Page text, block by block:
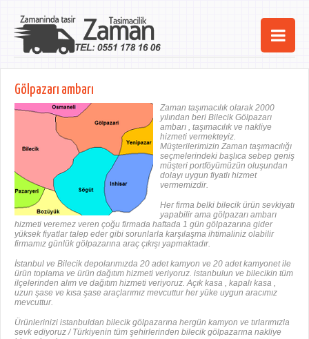
Ana Sayfa
Şehirler
Hizmetlerimiz
Kurumsal
iletişim
Gölpazarı ambarı
Zaman taşımacılık olarak 2000
yılından beri Bilecik Gölpazarı
ambarı , taşımacılık ve nakliye
hizmeti vermekteyiz.
Müşterilerimizin Zaman taşımacılığı
seçmelerindeki başlıca sebep geniş
müşteri portföyümüzün oluşundan
dolayı uygun fiyatlı hizmet
vermemizdir.
Her firma belki bilecik ürün sevkiyatı
yapabilir ama gölpazarı ambarı
hizmeti veremez veren çoğu firmada haftada 1 gün gölpazarına gider
yüksek fiyatlar talep eder gibi sorunlarla karşılaşma ihtimaliniz olabilir
firmamız günlük gölpazarına araç çıkışı yapmaktadır.
İstanbul ve Bilecik depolarımızda 20 adet kamyon ve 20 adet kamyonet ile
ürün toplama ve ürün dağıtım hizmeti veriyoruz. istanbulun ve bilecikin tüm
ilçelerinden alım ve dağıtım hizmeti veriyoruz. Açık kasa , kapalı kasa ,
uzun şase ve kısa şase araçlarımız mevcuttur her yüke uygun aracımız
mevcuttur.
Ürünlerinizi istanbuldan bilecik gölpazarına hergün kamyon ve tırlarımızla
sevk ediyoruz / Türkiyenin tüm şehirlerinden bilecik gölpazarına nakliye